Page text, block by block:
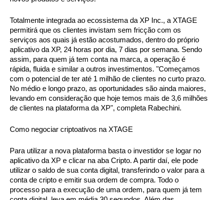
Totalmente integrada ao ecossistema da XP Inc., a XTAGE
permitirá que os clientes invistam sem fricção com os
serviços aos quais já estão acostumados, dentro do próprio
aplicativo da XP, 24 horas por dia, 7 dias por semana. Sendo
assim, para quem já tem conta na marca, a operação é
rápida, fluida e similar a outros investimentos. "Começamos
com o potencial de ter até 1 milhão de clientes no curto prazo.
No médio e longo prazo, as oportunidades são ainda maiores,
levando em consideração que hoje temos mais de 3,6 milhões
de clientes na plataforma da XP", completa Rabechini.
Como negociar criptoativos na XTAGE
Para utilizar a nova plataforma basta o investidor se logar no
aplicativo da XP e clicar na aba Cripto. A partir daí, ele pode
utilizar o saldo de sua conta digital, transferindo o valor para a
conta de cripto e emitir sua ordem de compra. Todo o
processo para a execução de uma ordem, para quem já tem